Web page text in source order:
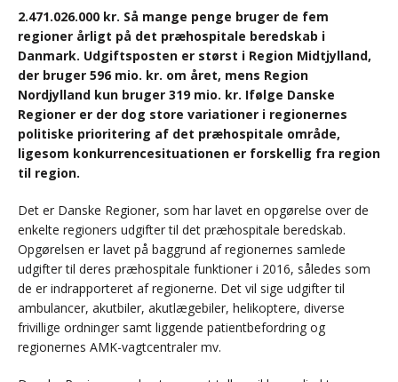
2.471.026.000 kr. Så mange penge bruger de fem
regioner årligt på det præhospitale beredskab i
Danmark. Udgiftsposten er størst i Region Midtjylland,
der bruger 596 mio. kr. om året, mens Region
Nordjylland kun bruger 319 mio. kr. Ifølge Danske
Regioner er der dog store variationer i regionernes
politiske prioritering af det præhospitale område,
ligesom konkurrencesituationen er forskellig fra region
til region.
Det er Danske Regioner, som har lavet en opgørelse over de
enkelte regioners udgifter til det præhospitale beredskab.
Opgørelsen er lavet på baggrund af regionernes samlede
udgifter til deres præhospitale funktioner i 2016, således som
de er indrapporteret af regionerne. Det vil sige udgifter til
ambulancer, akutbiler, akutlægebiler, helikoptere, diverse
frivillige ordninger samt liggende patientbefordring og
regionernes AMK-vagtcentraler mv.